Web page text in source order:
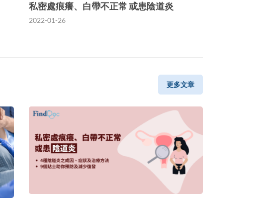
私密處痕癢、白帶不正常 或患陰道炎
2022-01-26
更多文章